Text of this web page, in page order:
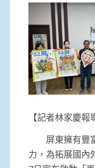
【記者林家慶報
屏東擁有豐富
力，為拓展國內